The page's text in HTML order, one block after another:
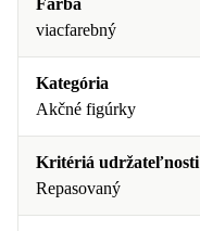
Farba
viacfarebný
Kategória
Akčné figúrky
Kritériá udržateľnosti
Repasovaný